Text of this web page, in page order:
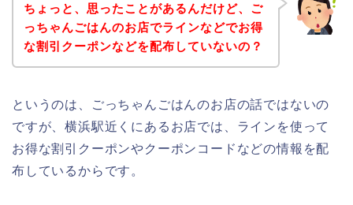
ちょっと、思ったことがあるんだけど、ご
っちゃんごはんのお店でラインなどでお得
な割引クーポンなどを配布していないの？
というのは、ごっちゃんごはんのお店の話ではないの
ですが、横浜駅近くにあるお店では、ラインを使って
お得な割引クーポンやクーポンコードなどの情報を配
布しているからです。